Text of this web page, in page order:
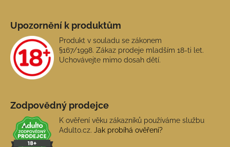
Upozornění k produktům
Produkt v souladu se zákonem
§167/1998. Zákaz prodeje mladším 18-ti let.
Uchovávejte mimo dosah dětí.
Zodpovědný prodejce
K ověření věku zákazníků používáme službu
Adulto.cz. Jak probíhá ověření?